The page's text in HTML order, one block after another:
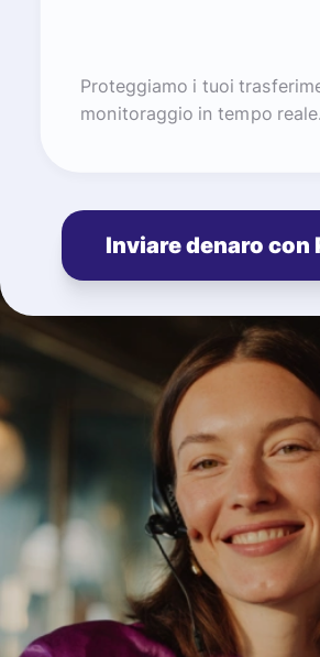
Proteggiamo i tuoi
monitoraggio in tempo reale.
Inviare denaro con